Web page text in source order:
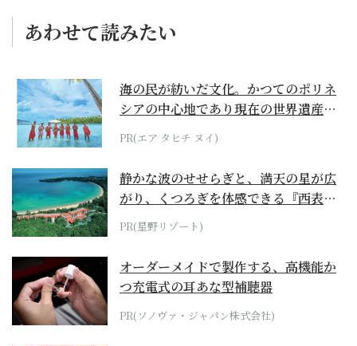
あわせて読みたい
海の民が紡いだ文化。かつてのポリネ
シアの中心地であり現在の世界遺産か
らみえてくる...
PR(エア タヒチ ヌイ)
静かな波のせせらぎと、満天の星が広
がり、くつろぎを体感できる『西表島
ホテル by...
PR(星野リゾート)
オーダーメイドで製作する、高機能か
つ充電式の耳あな型補聴器
PR(ソノヴァ・ジャパン株式会社)